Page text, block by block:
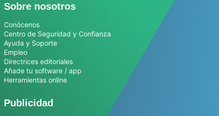
Sobre nosotros
Conócenos
Centro de Seguridad y Confianza
Ayuda y Soporte
Empleo
Directrices editoriales
Añade tu software / app
Herramientas online
Publicidad